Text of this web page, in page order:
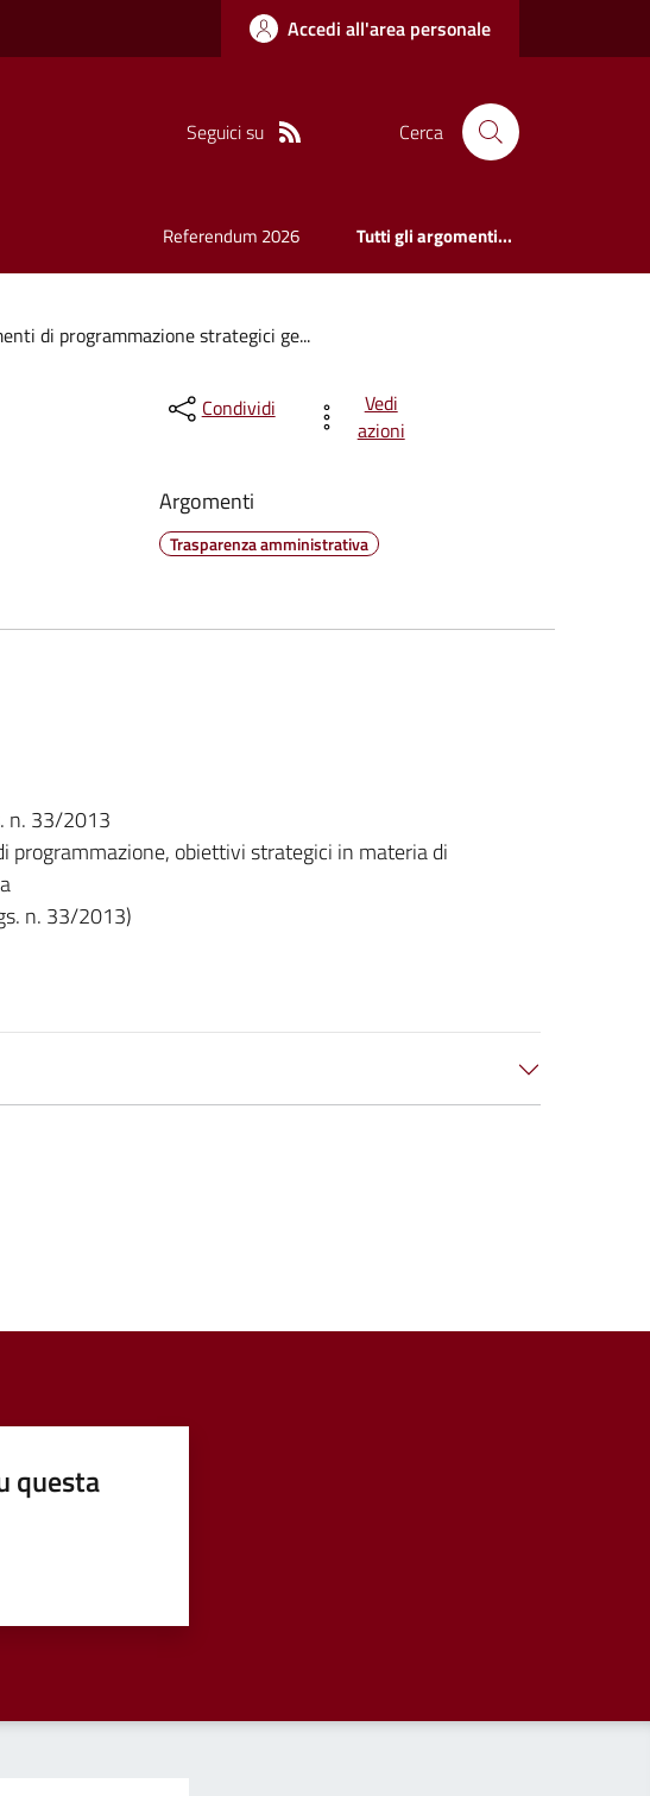
Accedi all'area personale
Seguici su Cerca
Referendum 2026 Tutti gli argomenti...
di programmazione strategici ge...
Condividi
Vedi
azioni
Argomenti
Trasparenza amministrativa
n. 33/2013
obiettivi strategici in materia di
n. 33/2013)
questa